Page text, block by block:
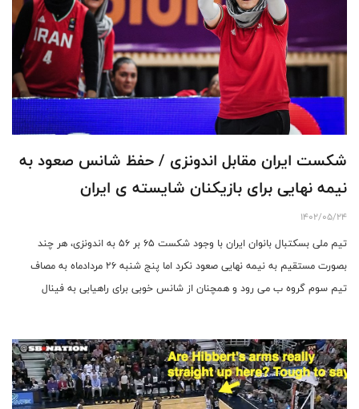
شکست ایران مقابل اندونزی / حفظ شانس صعود به
نیمه نهایی برای بازیکنان شایسته ی ایران
1402/05/24
تیم ملی بسکتبال بانوان ایران با وجود شکست ۶۵ بر ۵۶ به اندونزی، هر چند
بصورت مستقیم به نیمه نهایی صعود نکرد اما پنج شنبه ۲۶ مردادماه به مصاف
تیم سوم گروه ب می رود و همچنان از شانس خوبی برای راهیابی به فینال